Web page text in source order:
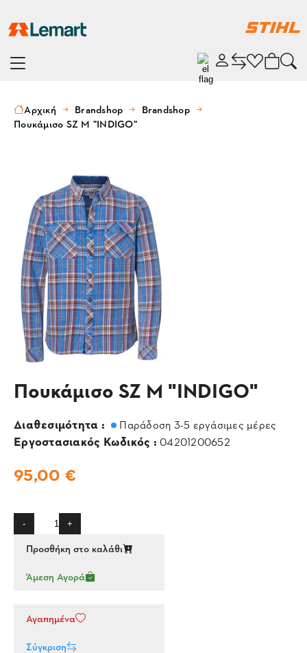
Αρχική Brandshop
Brandshop
Πουκάμισο SZ M "INDIGO"
Πουκάμισο SZ M "INDIGO"
Διαθεσιμότητα : Παράδοση 3-5 εργάσιμες μέρες
Εργοστασιακός Κωδικός : 04201200652
95,00 €
- +
Προσθήκη στο καλάθι
Άμεση Αγορά
Αγαπημένα
Σύγκριση